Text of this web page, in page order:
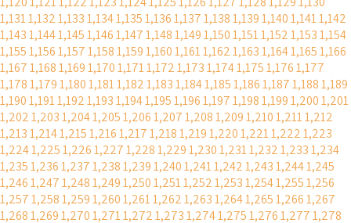
1,1311,1321,1331,1341,1351,1361,1371,1381,1391,1401,1411,142
1,1431,1441,1451,1461,1471,1481,1491,1501,1511,1521,1531,154
1,1551,1561,1571,1581,1591,1601,1611,1621,1631,1641,1651,166
1,1671,1681,1691,1701,1711,1721,1731,1741,1751,1761,177
1,1781,1791,1801,1811,1821,1831,1841,1851,1861,1871,1881,189
1,1901,1911,1921,1931,1941,1951,1961,1971,1981,1991,2001,201
1,2021,2031,2041,2051,2061,2071,2081,2091,2101,2111,212
1,2131,2141,2151,2161,2171,2181,2191,2201,2211,2221,223
1,2241,2251,2261,2271,2281,2291,2301,2311,2321,2331,234
1,2351,2361,2371,2381,2391,2401,2411,2421,2431,2441,245
1,2461,2471,2481,2491,2501,2511,2521,2531,2541,2551,256
1,2571,2581,2591,2601,2611,2621,2631,2641,2651,2661,267
1,2681,2691,2701,2711,2721,2731,2741,2751,2761,2771,278